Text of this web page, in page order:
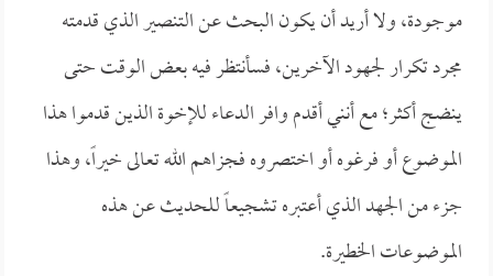
موجودة، ولا أريد أن يكون البحث عن التنصير الذي قدمته
مجرد تكرار لجهود الآخرين، فسأنتظر فيه بعض الوقت حتى
ينضج أكثر؛ مع أنني أقدم وافر الدعاء للإخوة الذين قدموا هذا
الموضوع أو فرغوه أو اختصروه فجزاهم الله تعالى خيراً، وهذا
جزء من الجهد الذي أعتبره تشجيعاً للحديث عن هذه
الموضوعات الخطيرة.